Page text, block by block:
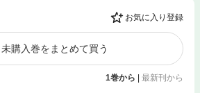
お気に入り登録
未購入巻をまとめて買う
1巻から | 最新刊から